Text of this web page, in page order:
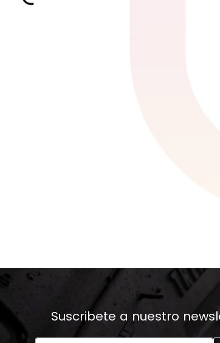
Suscribete a nuestro